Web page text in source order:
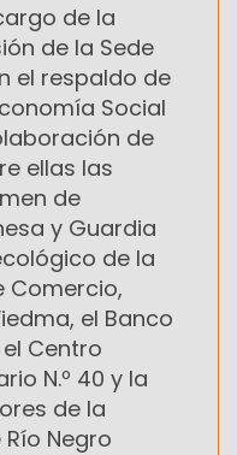
de la
de la Sede
el respaldo de
Social
de
ellas las
de
y Guardia
de la
Comercio,
el Banco
Centro
N.º 40 y la
de la
Negro